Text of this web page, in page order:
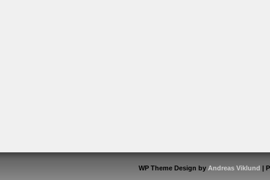
WP Theme Design by Andreas Viklund |